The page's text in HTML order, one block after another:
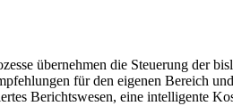
übernehmen die Steuerung der
für den eigenen Bereich
Berichtswesen, eine intelligente